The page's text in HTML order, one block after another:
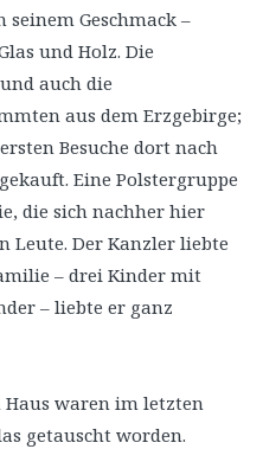
Geschmack –
und Holz. Die
auch die
aus dem Erzgebirge;
Besuche dort nach
Eine Polstergruppe
die sich nachher hier
Leute. Der Kanzler liebte
– drei Kinder mit
– liebte er ganz
Haus waren im letzten
getauscht worden.